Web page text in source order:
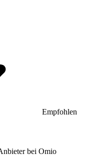
Empfohlen
bei Omio